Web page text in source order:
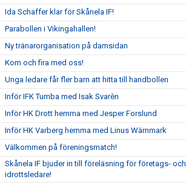
Ida Schaffer klar för Skånela IF!
Parabollen i Vikingahallen!
Ny tränarorganisation på damsidan
Kom och fira med oss!
Unga ledare får fler barn att hitta till handbollen
Inför IFK Tumba med Isak Svarèn
Inför HK Drott hemma med Jesper Forslund
Inför HK Varberg hemma med Linus Wärnmark
Välkommen på föreningsmatch!
Skånela IF bjuder in till föreläsning för företags- och
idrottsledare!